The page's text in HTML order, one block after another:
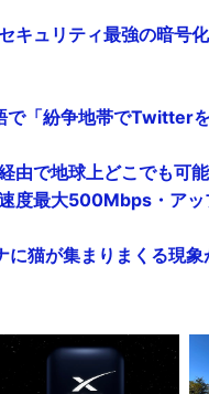
キュリティ最強の暗号
「紛争地帯でTwitter
由で地球上どこでも
度最大500Mbps・ア
猫が集まりまくる現